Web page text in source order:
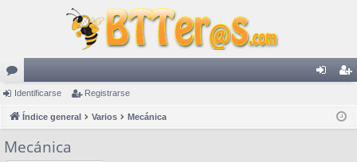
or
os ist
Identificarse Registrarse
Índice general Varios Mecánica
Mecánica